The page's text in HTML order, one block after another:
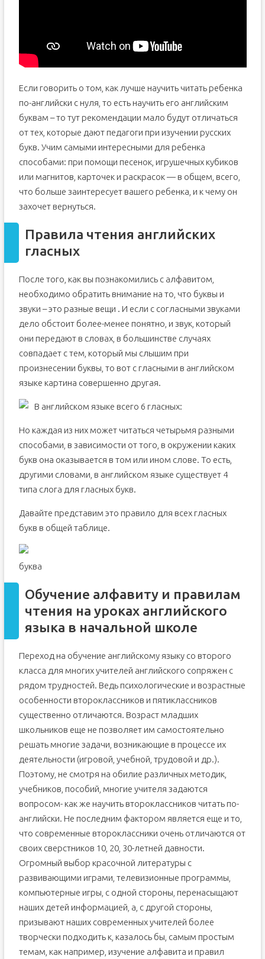
Если говорить о том, как лучше научить читать ребенка
по-английски с нуля, то есть научить его английским
буквам – то тут рекомендации мало будут отличаться
от тех, которые дают педагоги при изучении русских
букв. Учим самыми интересными для ребенка
способами: при помощи песенок, игрушечных кубиков
или магнитов, карточек и раскрасок — в общем, всего,
что больше заинтересует вашего ребенка, и к чему он
захочет вернуться.
Правила чтения английских
гласных
После того, как вы познакомились с алфавитом,
необходимо обратить внимание на то, что буквы и
звуки – это разные вещи . И если с согласными звуками
дело обстоит более-менее понятно, и звук, который
они передают в словах, в большинстве случаях
совпадает с тем, который мы слышим при
произнесении буквы, то вот с гласными в английском
языке картина совершенно другая.
В английском языке всего 6 гласных:
Но каждая из них может читаться четырьмя разными
способами, в зависимости от того, в окружении каких
букв она оказывается в том или ином слове. То есть,
другими словами, в английском языке существует 4
типа слога для гласных букв.
Давайте представим это правило для всех гласных
букв в общей таблице.
буква
Обучение алфавиту и правилам
чтения на уроках английского
языка в начальной школе
Переход на обучение английскому языку со второго
класса для многих учителей английского сопряжен с
рядом трудностей. Ведь психологические и возрастные
особенности второклассников и пятиклассников
существенно отличаются. Возраст младших
школьников еще не позволяет им самостоятельно
решать многие задачи, возникающие в процессе их
деятельности (игровой, учебной, трудовой и др.).
Поэтому, не смотря на обилие различных методик,
учебников, пособий, многие учителя задаются
вопросом- как же научить второклассников читать по-
английски. Не последним фактором является еще и то,
что современные второклассники очень отличаются от
своих сверстников 10, 20, 30-летней давности.
Огромный выбор красочной литературы с
развивающими играми, телевизионные программы,
компьютерные игры, с одной стороны, перенасыщают
наших детей информацией, а, с другой стороны,
призывают наших современных учителей более
творчески подходить к, казалось бы, самым простым
темам, как например, изучение алфавита и правил